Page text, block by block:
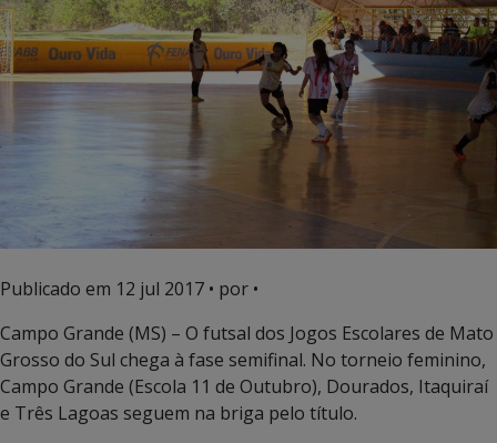
Publicado em 12 jul 2017 • por •
Campo Grande (MS) – O futsal dos Jogos Escolares de Mato
Grosso do Sul chega à fase semifinal. No torneio feminino,
Campo Grande (Escola 11 de Outubro), Dourados, Itaquiraí
e Três Lagoas seguem na briga pelo título.